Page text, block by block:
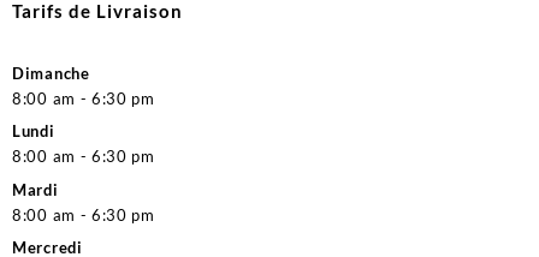
Tarifs de Livraison
Dimanche
8:00 am - 6:30 pm
Lundi
8:00 am - 6:30 pm
Mardi
8:00 am - 6:30 pm
Mercredi